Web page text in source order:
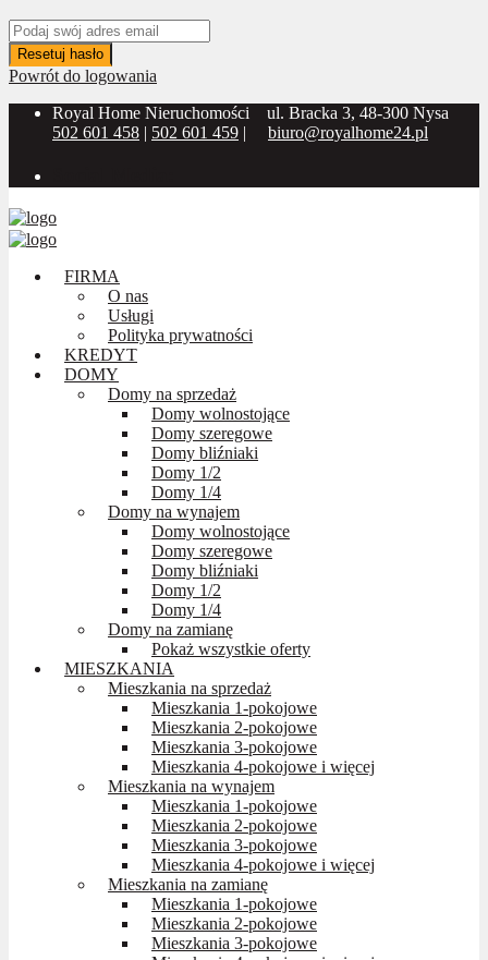
Resetuj hasło
Powrót do logowania
Royal Home Nieruchomości
ul. Bracka 3, 48-300 Nysa
502 601 458 | 502 601 459 | biuro@royalhome24.pl
FIRMA
O nas
Usługi
Polityka prywatności
KREDYT
DOMY
Domy na sprzedaż
Domy wolnostojące
Domy szeregowe
Domy bliźniaki
Domy 1/2
Domy 1/4
Domy na wynajem
Domy wolnostojące
Domy szeregowe
Domy bliźniaki
Domy 1/2
Domy 1/4
Domy na zamianę
Pokaż wszystkie oferty
MIESZKANIA
Mieszkania na sprzedaż
Mieszkania 1-pokojowe
Mieszkania 2-pokojowe
Mieszkania 3-pokojowe
Mieszkania 4-pokojowe i więcej
Mieszkania na wynajem
Mieszkania 1-pokojowe
Mieszkania 2-pokojowe
Mieszkania 3-pokojowe
Mieszkania 4-pokojowe i więcej
Mieszkania na zamianę
Mieszkania 1-pokojowe
Mieszkania 2-pokojowe
Mieszkania 3-pokojowe